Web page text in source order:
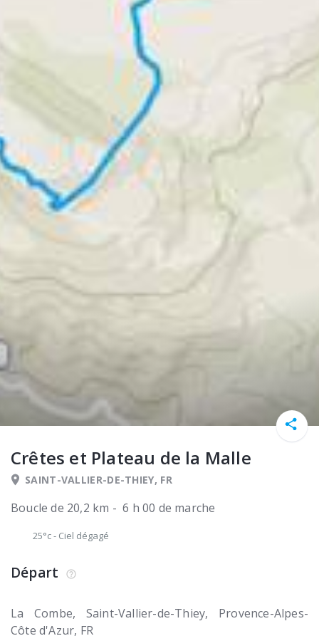
Crêtes et Plateau de la Malle
SAINT-VALLIER-DE-THIEY, FR
Boucle de 20,2 km - 6 h 00 de marche
25°c- Ciel dégagé
Départ
La Combe Saint-Vallier-de-Thiey
Provence-Alpes-
Côte d'Azur FR